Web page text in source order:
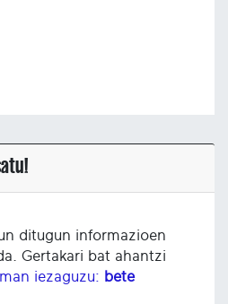
ditugun informazioen
Gertakari bat ahantzi
iezaguzu: bete